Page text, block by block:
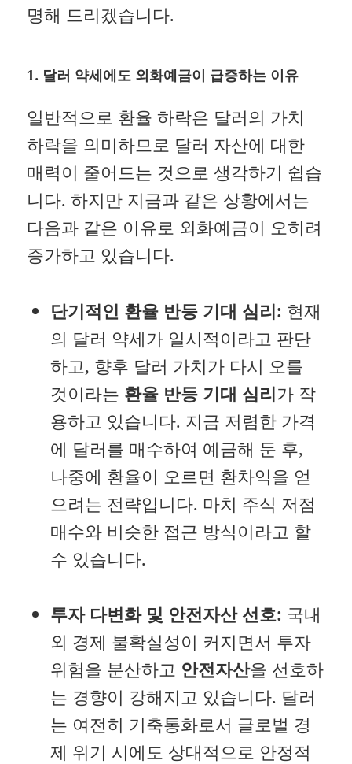
명해 드리겠습니다.
1. 달러 약세에도 외화예금이 급증하는 이유
일반적으로 환율 하락은 달러의 가치
하락을 의미하므로 달러 자산에 대한
매력이 줄어드는 것으로 생각하기 쉽습
니다. 하지만 지금과 같은 상황에서는
다음과 같은 이유로 외화예금이 오히려
증가하고 있습니다.
단기적인 환율 반등 기대 심리: 현재
의 달러 약세가 일시적이라고 판단
하고, 향후 달러 가치가 다시 오를
것이라는 환율 반등 기대 심리가 작
용하고 있습니다. 지금 저렴한 가격
에 달러를 매수하여 예금해 둔 후,
나중에 환율이 오르면 환차익을 얻
으려는 전략입니다. 마치 주식 저점
매수와 비슷한 접근 방식이라고 할
수 있습니다.
투자 다변화 및 안전자산 선호: 국내
외 경제 불확실성이 커지면서 투자
위험을 분산하고 안전자산을 선호하
는 경향이 강해지고 있습니다. 달러
는 여전히 기축통화로서 글로벌 경
제 위기 시에도 상대적으로 안정적